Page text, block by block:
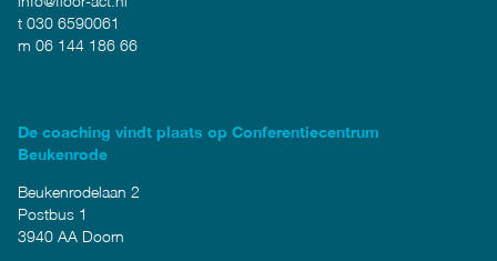
t 030 6590061
m 06 144 186 66
De coaching vindt plaats op Conferentiecentrum
Beukenrode
Beukenrodelaan 2
Postbus 1
3940 AA Doorn